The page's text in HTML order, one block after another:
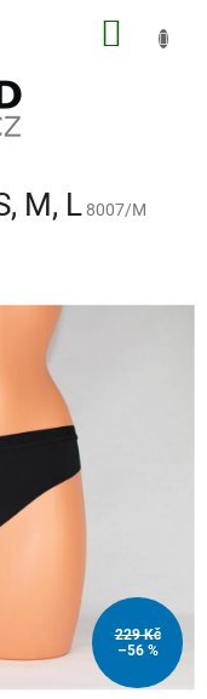
M, L 8007/M
229 Kč
–56 %